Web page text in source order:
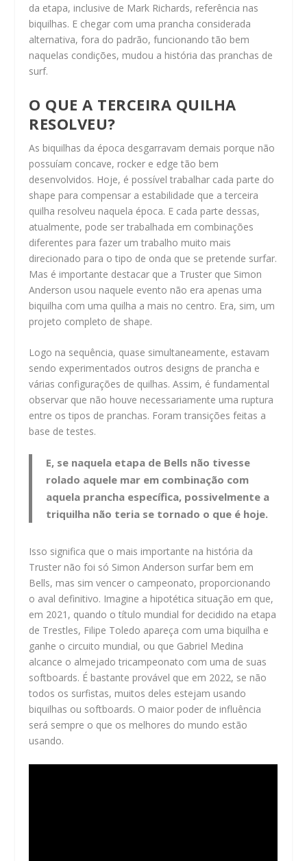
da etapa, inclusive de Mark Richards, referência nas
biquilhas. E chegar com uma prancha considerada
alternativa, fora do padrão, funcionando tão bem
naquelas condições, mudou a história das pranchas de
surf.
O QUE A TERCEIRA QUILHA
RESOLVEU?
As biquilhas da época desgarravam demais porque não
possuíam concave, rocker e edge tão bem
desenvolvidos. Hoje, é possível trabalhar cada parte do
shape para compensar a estabilidade que a terceira
quilha resolveu naquela época. E cada parte dessas,
atualmente, pode ser trabalhada em combinações
diferentes para fazer um trabalho muito mais
direcionado para o tipo de onda que se pretende surfar.
Mas é importante destacar que a Truster que Simon
Anderson usou naquele evento não era apenas uma
biquilha com uma quilha a mais no centro. Era, sim, um
projeto completo de shape.
Logo na sequência, quase simultaneamente, estavam
sendo experimentados outros designs de prancha e
várias configurações de quilhas. Assim, é fundamental
observar que não houve necessariamente uma ruptura
entre os tipos de pranchas. Foram transições feitas a
base de testes.
E, se naquela etapa de Bells não tivesse
rolado aquele mar em combinação com
aquela prancha específica, possivelmente a
triquilha não teria se tornado o que é hoje.
Isso significa que o mais importante na história da
Truster não foi só Simon Anderson surfar bem em
Bells, mas sim vencer o campeonato, proporcionando
o aval definitivo. Imagine a hipotética situação em que,
em 2021, quando o título mundial for decidido na etapa
de Trestles, Filipe Toledo apareça com uma biquilha e
ganhe o circuito mundial, ou que Gabriel Medina
alcance o almejado tricampeonato com uma de suas
softboards. É bastante provável que em 2022, se não
todos os surfistas, muitos deles estejam usando
biquilhas ou softboards. O maior poder de influência
será sempre o que os melhores do mundo estão
usando.